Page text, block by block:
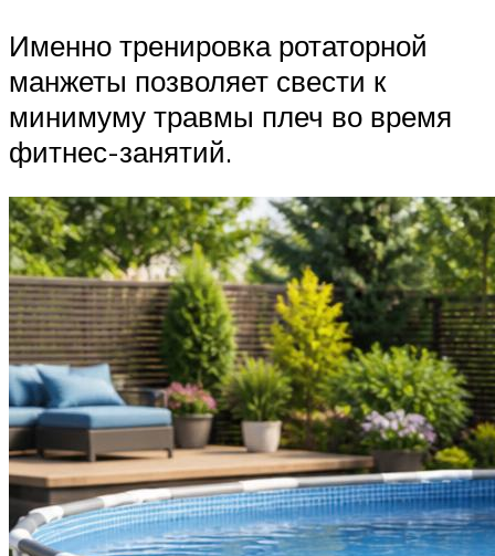
Именно тренировка ротаторной
манжеты позволяет свести к
минимуму травмы плеч во время
фитнес-занятий.